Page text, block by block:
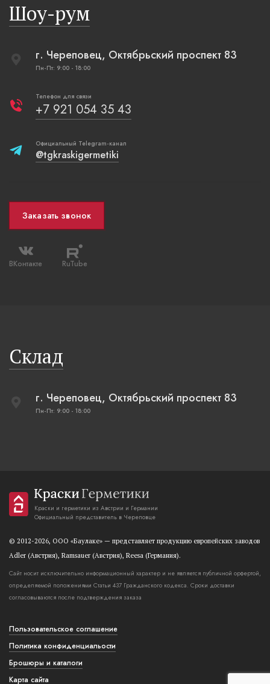
Шоу-рум
г. Череповец, Октябрьский проспект 83
Пн-Пт: 9:00 - 18:00
Телефон для связи
+7 921 054 35 43
Официальный Telegram-канал
@tgkraskigermetiki
Заказать звонок
ВКонтакте RuTube
Склад
г. Череповец, Октябрьский проспект 83
Пн-Пт: 9:00 - 18:00
Краски и герметики из Австрии и Германии
Официальный представитель в Череповце
© 2012-2026, OOO «Баулаке» — представляет продукцию европейских заводов
Adler (Австрия), Ramsauer (Австрия), Reesa (Германия).
Сайт носит исключительно информационный характер и не является публичной орфертой,
определяемой положениями Статьи 437 Гражданского кодекса. Сроки доставки
согласовываются после подтверждения заказа
Пользовательское соглашение
Политика конфиденциальости
Брошюры и каталоги
Карта сайта